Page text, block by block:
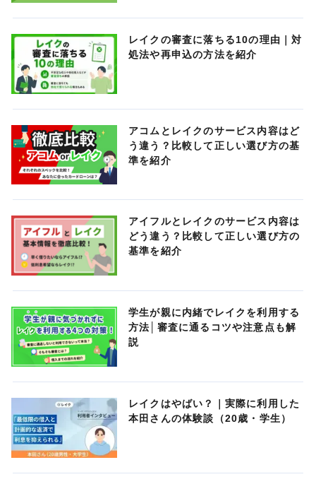
レイクの審査に落ちる10の理由｜対
処法や再申込の方法を紹介
アコムとレイクのサービス内容はど
う違う？比較して正しい選び方の基
準を紹介
アイフルとレイクのサービス内容は
どう違う？比較して正しい選び方の
基準を紹介
学生が親に内緒でレイクを利用する
方法│審査に通るコツや注意点も解
説
レイクはやばい？｜実際に利用した
本田さんの体験談（20歳・学生）